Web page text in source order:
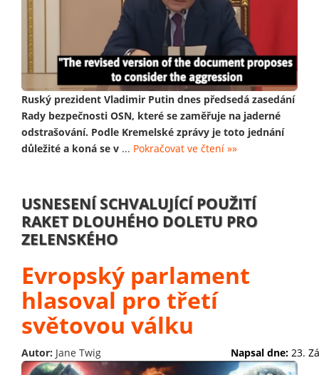
Ruský prezident Vladimir Putin dnes předsedá zasedání
Rady bezpečnosti OSN, které se zaměřuje na jaderné
odstrašování. Podle Kremelské zprávy je toto jednání
důležité a koná se v ... Pokračovat ve čtení »»
USNESENÍ SCHVALUJÍCÍ POUŽITÍ
RAKET DLOUHÉHO DOLETU PRO
ZELENSKÉHO
Evropský parlament
hlasoval pro třetí
světovou válku
Autor: Jane Twig Napsal dne: 23.